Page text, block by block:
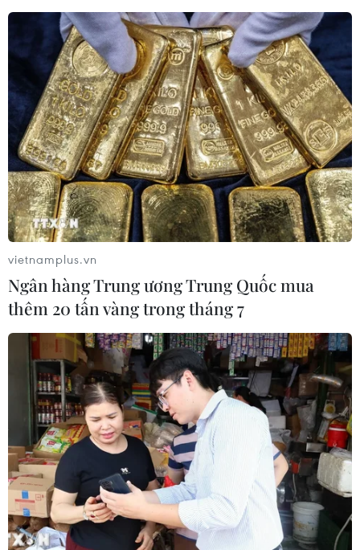
TIN CÙNG CHUYÊN MỤC
Thổ Nhĩ Kỳ tăng cường truy quét IS,
bắt giữ hơn 100 nghi phạm
07/08/2026 14:55
Tây Ban Nha triệt phá đường dây
buôn người xuyên Địa Trung Hải
07/08/2026 12:13
Hy Lạp tạm giam một thị trưởng tình
nghi gây thảm họa cháy rừng
07/08/2026 12:02
vietnamplus.vn
Ngân hàng Trung ương Trung Quốc mua
thêm 20 tấn vàng trong tháng 7